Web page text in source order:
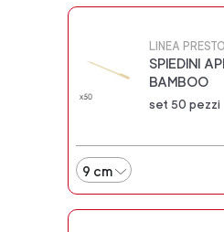
LINEA PRESTO
SPIEDINI
BAMBOO
set 50 pezzi
9 cm